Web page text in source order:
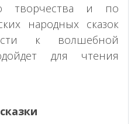
творчества и по
народных сказок
к волшебной
для чтения